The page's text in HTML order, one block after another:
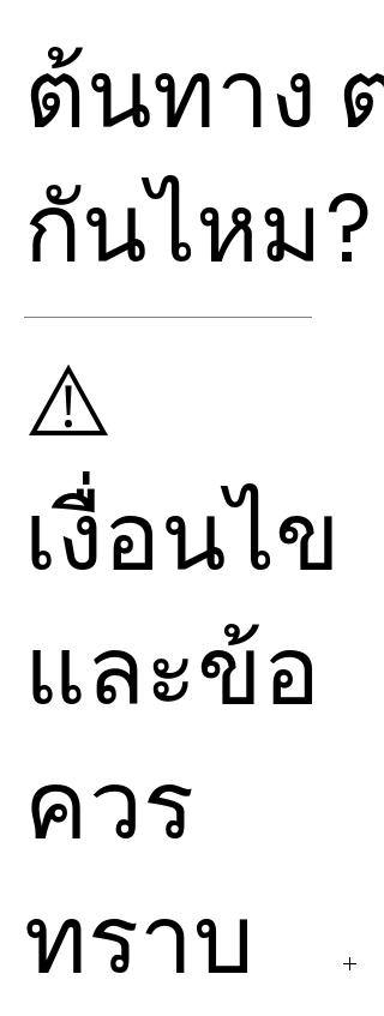
การ
อื่น ได้อีกด้วย
แต่หากคุณไม่ได้รับการ
ต้นฉบับ คุณจะส่ง
พลังงานและ Attuneไป
ให้ใครก็ได้ แต่ไม่สามารถ
จะสามารถรับพลังงานได้
ส่งให้ผู้อื่นได้ แต่จะไม่
ให้ผู้อื่นไป
Attuneต่อไป
เรื่อยๆได้
และ พลังงานนี้คือ
จากเว็บไซต์
https://www.olegabriels
en.com/คุณสามารถ
https://www.olegabriels
en.com/
ต้นทาง ต่
กันไหม?
Divine To Earth
ตรงจาก ต้นทาง ต่างกัน
อย่างไร
ถ้าคุณเก่งภาษาอังกฤษ
และ สามารถทำสมาธิใน
การเชื่อม
Chiball
ได้ด้วย
ปกป้องพลังงานของตัวเอง
ได้ และไม่ต้องการการ
สนับสนุนจากฉัน คุณ
Chiball เพื่อให้คนส่งต่อ
กันได้ ฉันเน้นรักษาตรง
เท่านั้น
แต่หากคุณซื้อจากDivine
⚠️
เงื่อนไข
และข้อ
ควร
ทราบ